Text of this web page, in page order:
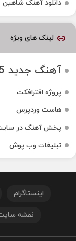
دانلود آهنگ شاهین
لینک های ویژه
آهنگ جدید 1405
پروژه افترافکت
هاست وردپرس
پخش آهنگ در
تبلیغات وب پوش
اینستاگرام
نقشه